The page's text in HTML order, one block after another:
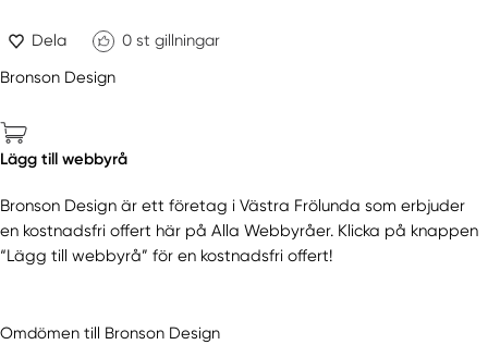
Dela 0 st gillningar
Bronson Design
Lägg till webbyrå
Bronson Design är ett företag i Västra Frölunda som erbjuder
en kostnadsfri offert här på Alla Webbyråer. Klicka på knappen
“Lägg till webbyrå” för en kostnadsfri offert!
Omdömen till Bronson Design